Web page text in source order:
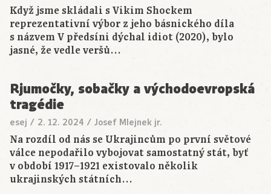
Když jsme skládali s Vikim Shockem
reprezentativní výbor z jeho básnického díla
s názvem V předsíni dýchal idiot (2020), bylo
jasné, že vedle veršů…
Rjumočky, sobačky a východoevropská
tragédie
esej / 2. 12. 2024 / Josef Mlejnek jr.
Na rozdíl od nás se Ukrajincům po první světové
válce nepodařilo vybojovat samostatný stát, byť
v období 1917–1921 existovalo několik
ukrajinských státních…